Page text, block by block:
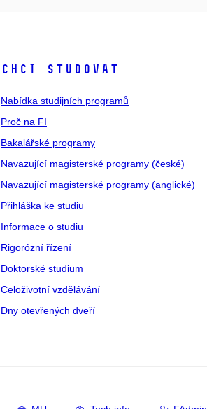
CHCI STUDOVAT
Nabídka studijních programů
Proč na FI
Bakalářské programy
Navazující magisterské programy (české)
Navazující magisterské programy (anglické)
Přihláška ke studiu
Informace o studiu
Rigorózní řízení
Doktorské studium
Celoživotní vzdělávání
Dny otevřených dveří